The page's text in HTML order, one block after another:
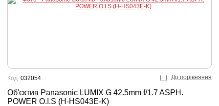
До порівняння
Об'єктив Panasonic LUMIX G 42.5mm f/1.7 ASPH.
POWER O.I.S (H-HS043E-K)
Код: 032054